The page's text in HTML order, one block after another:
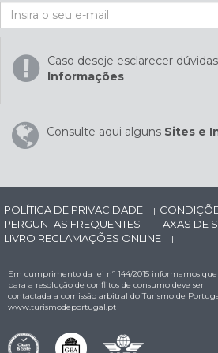
Caso deseje esclarecer
Informações
Consulte aqui alguns Sites e
POLÍTICA DE PRIVACIDADE |
PERGUNTAS FREQUENTES | TAXAS DE
LIVRO RECLAMAÇÕES ONLINE |
Em cumprimento da lei nº 144/2015 informamos que
para a resolução de conflitos de consumo deve ser
contactada a comissão arbitral do Turismo de
www.turismodeportugal.pt